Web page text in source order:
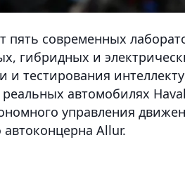
пять современных
гибридных и
и тестирования
автомобилях
управления
автоконцерна Allur.